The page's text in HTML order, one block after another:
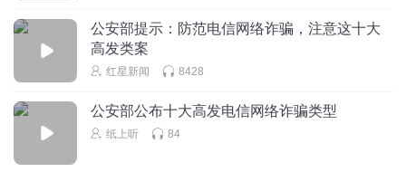
公安部提示：防范电信网络诈骗，注意这十大
高发类案
红星新闻 8428
公安部公布十大高发电信网络诈骗类型
纸上听 84